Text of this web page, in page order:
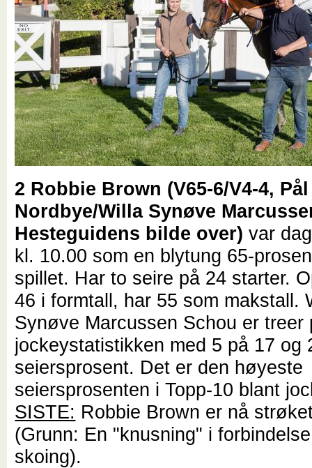
2 Robbie Brown (V65-6/V4-4,
Nordbye/Willa Synøve
Hesteguidens bilde over) var
kl. 10.00 som en blytung 65-
spillet. Har to seire på 24 starter.
46 i formtall, har 55 som makstall.
Synøve Marcussen Schou er treer
jockeystatistikken med 5 på 17 og
seiersprosent. Det er den høyeste
seiersprosenten i Topp-10 blant
SISTE: Robbie Brown er nå
(Grunn: En "knusning" i
skoing).